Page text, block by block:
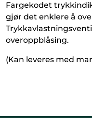
Fargekodet
gjør det enklere å
overoppblåsing.
(Kan leveres med